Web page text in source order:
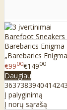
Barefoot
Barebarics
„Barebarics
€9900€14900
Daugiau
363738394041 4243
Į palyginimą
Į norų sąrašą